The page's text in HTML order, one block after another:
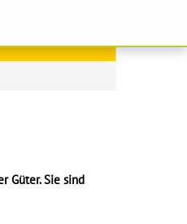
Güter. Sie sind